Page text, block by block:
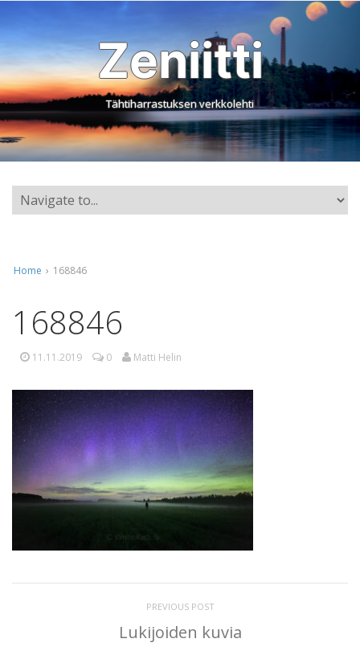
Zeniitti
Tähtiharrastuksen verkkolehti
Home › 168846
168846
11.11.2019 0 Matti Helin
PREVIOUS POST
Lukijoiden kuvia